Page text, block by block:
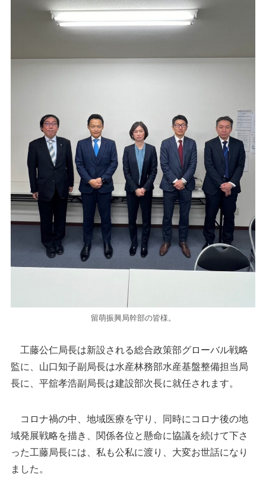
留萌振興局幹部の皆様。
工藤公仁局長は新設される総合政策部グローバル戦略
監に、山口知子副局長は水産林務部水産基盤整備担当局
長に、平舘孝浩副局長は建設部次長に就任されます。
コロナ禍の中、地域医療を守り、同時にコロナ後の地
域発展戦略を描き、関係各位と懸命に協議を続けて下さ
った工藤局長には、私も公私に渡り、大変お世話になり
ました。